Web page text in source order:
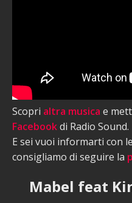
Scopri altra musica e
Facebookdi Radio Sound.
E sei vuoi informarti con le
consigliamo di seguire la
Mabel feat